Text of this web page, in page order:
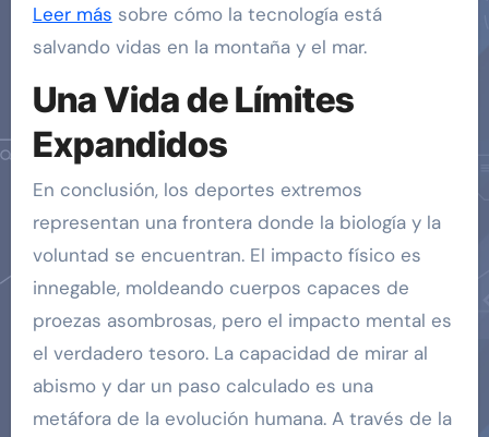
Leer más sobre cómo la tecnología está
salvando vidas en la montaña y el mar.
Una Vida de Límites
Expandidos
En conclusión, los deportes extremos
representan una frontera donde la biología y la
voluntad se encuentran. El impacto físico es
innegable, moldeando cuerpos capaces de
proezas asombrosas, pero el impacto mental es
el verdadero tesoro. La capacidad de mirar al
abismo y dar un paso calculado es una
metáfora de la evolución humana. A través de la